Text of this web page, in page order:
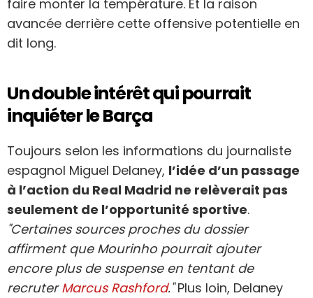
faire monter la température. Et la raison
avancée derrière cette offensive potentielle en
dit long.
Un double intérêt qui pourrait
inquiéter le Barça
Toujours selon les informations du journaliste
espagnol Miguel Delaney, l’idée d’un passage
à l’action du Real Madrid ne relèverait pas
seulement de l’opportunité sportive.
"Certaines sources proches du dossier
affirment que Mourinho pourrait ajouter
encore plus de suspense en tentant de
recruterMarcus Rashford."Plus loin, Delaney